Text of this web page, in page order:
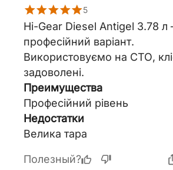
5
Hi-Gear Diesel Antigel 3.78
професійний варіант.
Використовуємо на СТО,
задоволені.
Преимущества
Професійний рівень
Недостатки
Велика тара
Полезный?